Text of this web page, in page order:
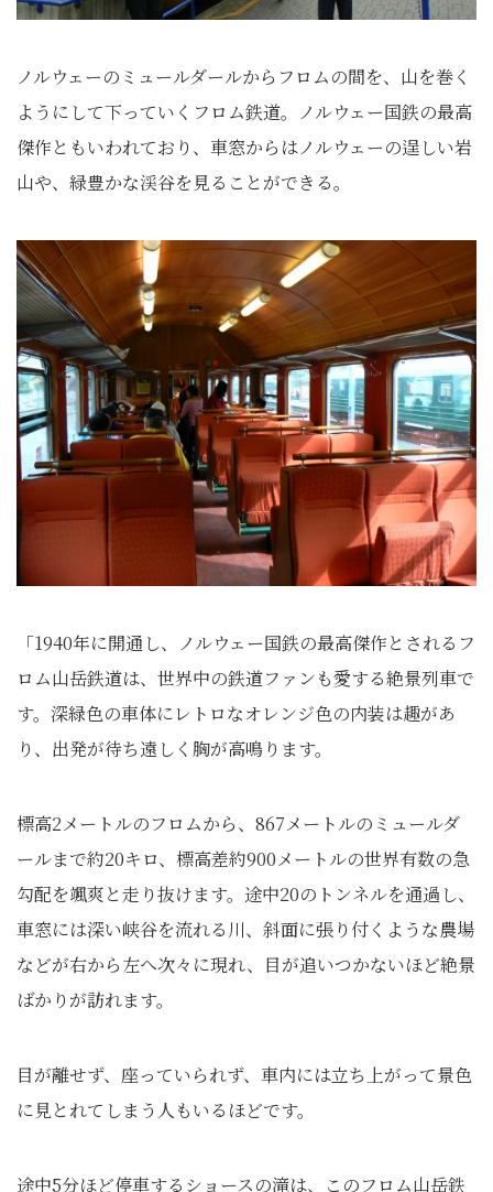
ノルウェーのミュールダールからフロムの間を、山を巻く
ようにして下っていくフロム鉄道。ノルウェー国鉄の最高
傑作ともいわれており、車窓からはノルウェーの逞しい岩
山や、緑豊かな渓谷を見ることができる。
「1940年に開通し、ノルウェー国鉄の最高傑作とされるフ
ロム山岳鉄道は、世界中の鉄道ファンも愛する絶景列車で
す。深緑色の車体にレトロなオレンジ色の内装は趣があ
り、出発が待ち遠しく胸が高鳴ります。
標高2メートルのフロムから、867メートルのミュールダ
ールまで約20キロ、標高差約900メートルの世界有数の急
勾配を颯爽と走り抜けます。途中20のトンネルを通過し、
車窓には深い峡谷を流れる川、斜面に張り付くような農場
などが右から左へ次々に現れ、目が追いつかないほど絶景
ばかりが訪れます。
目が離せず、座っていられず、車内には立ち上がって景色
に見とれてしまう人もいるほどです。
途中5分ほど停車するショースの滝は、このフロム山岳鉄